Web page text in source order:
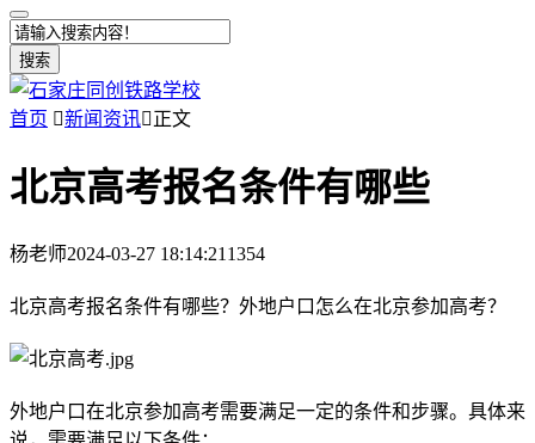
搜索
首页 新闻资讯正文
北京高考报名条件有哪些
杨老师2024-03-27 18:14:21 1354
北京高考报名条件有哪些？外地户口怎么在北京参加高考？
外地户口在北京参加高考需要满足一定的条件和步骤。具体来